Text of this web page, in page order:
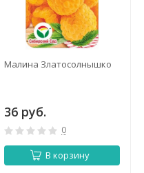
Малина Златосолнышко
36 руб.
0
В корзину